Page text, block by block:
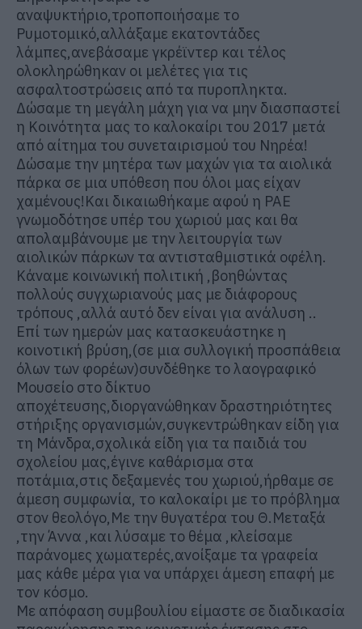
αναψυκτήριο,τροποποιήσαμε το
Ρυμοτομικό,αλλάξαμε εκατοντάδες
λάμπες,ανεβάσαμε γκρέϊντερ και τέλος
ολοκληρώθηκαν οι μελέτες για τις
ασφαλτοστρώσεις από τα πυροπληκτα.
Δώσαμε τη μεγάλη μάχη για να μην διασπαστεί
η Κοινότητα μας το καλοκαίρι του 2017 μετά
από αίτημα του συνεταιρισμού του Νηρέα!
Δώσαμε την μητέρα των μαχών για τα αιολικά
πάρκα σε μια υπόθεση που όλοι μας είχαν
χαμένους!Και δικαιωθήκαμε αφού η ΡΑΕ
γνωμοδότησε υπέρ του χωριού μας και θα
απολαμβάνουμε με την λειτουργία των
αιολικών πάρκων τα αντισταθμιστικά οφέλη.
Κάναμε κοινωνική πολιτική ,βοηθώντας
πολλούς συγχωριανούς μας με διάφορους
τρόπους ,αλλά αυτό δεν είναι για ανάλυση ..
Επί των ημερών μας κατασκευάστηκε η
κοινοτική βρύση,(σε μια συλλογική προσπάθεια
όλων των φορέων)συνδέθηκε το λαογραφικό
Μουσείο στο δίκτυο
αποχέτευσης,διοργανώθηκαν δραστηριότητες
στήριξης οργανισμών,συγκεντρώθηκαν είδη για
τη Μάνδρα,σχολικά είδη για τα παιδιά του
σχολείου μας,έγινε καθάρισμα στα
ποτάμια,στις δεξαμενές του χωριού,ήρθαμε σε
άμεση συμφωνία, το καλοκαίρι με το πρόβλημα
στον θεολόγο,Με την θυγατέρα του Θ.Μεταξά
,την Άννα ,και λύσαμε το θέμα ,κλείσαμε
παράνομες χωματερές,ανοίξαμε τα γραφεία
μας κάθε μέρα για να υπάρχει άμεση επαφή με
τον κόσμο.
Με απόφαση συμβουλίου είμαστε σε διαδικασία